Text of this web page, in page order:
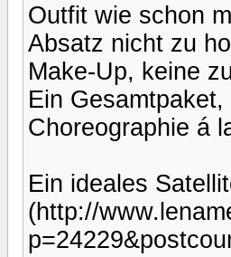
Outfit wie schon
Absatz nicht zu
Make-Up, keine
Ein
Choreographie á
Ein ideales
(http://